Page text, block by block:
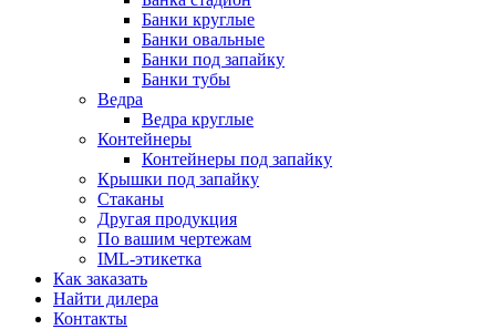
Банки круглые
Банки овальные
Банки под запайку
Банки тубы
Ведра
Ведра круглые
Контейнеры
Контейнеры под запайку
Крышки под запайку
Стаканы
Другая продукция
По вашим чертежам
IML-этикетка
Как заказать
Найти дилера
Контакты